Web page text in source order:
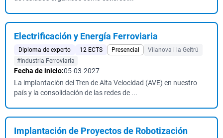
Electrificación y Energía Ferroviaria
Diploma de experto 12 ECTS Presencial
Vilanova i la Geltrú
#Industria Ferroviaria
Fecha de inicio:05-03-2027
La implantación del Tren de Alta Velocidad (AVE) en nuestro
país y la consolidación de las redes de ...
Implantación de Proyectos de Robotización